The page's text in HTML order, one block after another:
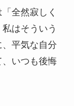
全然寂しく
はそういう
平気な自分
いつも後悔